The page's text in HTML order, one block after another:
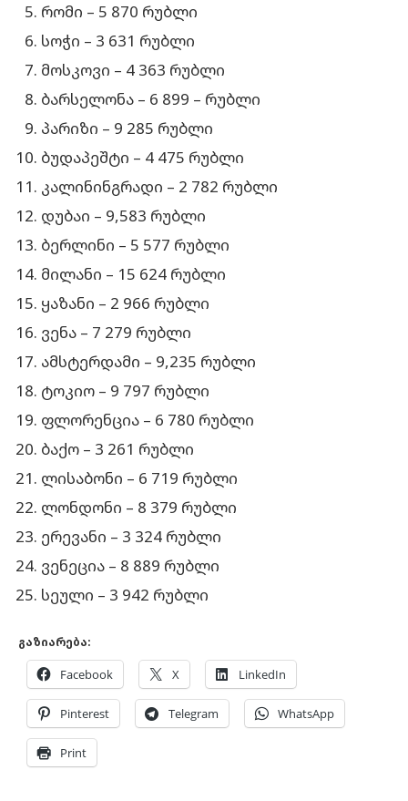
რომი – 5 870 რუბლი
სოჭი – 3 631 რუბლი
მოსკოვი – 4 363 რუბლი
ბარსელონა – 6 899 – რუბლი
პარიზი – 9 285 რუბლი
ბუდაპეშტი – 4 475 რუბლი
კალინინგრადი – 2 782 რუბლი
დუბაი – 9,583 რუბლი
ბერლინი – 5 577 რუბლი
მილანი – 15 624 რუბლი
ყაზანი – 2 966 რუბლი
ვენა – 7 279 რუბლი
ამსტერდამი – 9,235 რუბლი
ტოკიო – 9 797 რუბლი
ფლორენცია – 6 780 რუბლი
ბაქო – 3 261 რუბლი
ლისაბონი – 6 719 რუბლი
ლონდონი – 8 379 რუბლი
ერევანი – 3 324 რუბლი
ვენეცია – 8 889 რუბლი
სეული – 3 942 რუბლი
გაზიარება:
Facebook X LinkedIn
Pinterest Telegram WhatsApp
Print